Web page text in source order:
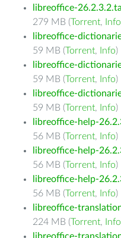
libreoffice-
279 MB (Torrent, Info
libreoffice-
59 MB (Torrent, Info)
libreoffice-
59 MB (Torrent, Info)
libreoffice-
59 MB (Torrent, Info)
libreoffice-help-
56 MB (Torrent, Info)
libreoffice-help-
56 MB (Torrent, Info)
libreoffice-help-
56 MB (Torrent, Info)
libreoffice-
224 MB (Torrent, Info